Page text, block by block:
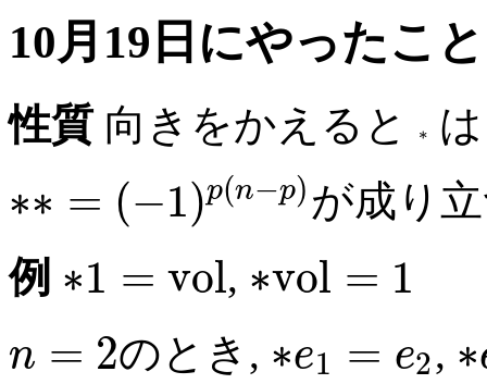
10月19日にやったこと
性質向きをかえると ∗
∗∗ = (−1)p(n−p) が成り
例 ∗1 = vol, ∗vol = 1
n = 2のとき, ∗e1 = e2, ∗